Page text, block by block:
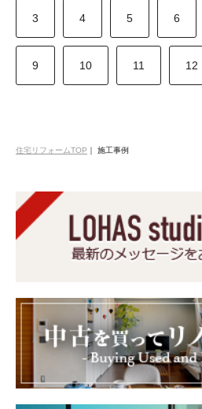
3 4 5 6
9 10 11 12
住宅リフォームTOP ｜ 施工事例